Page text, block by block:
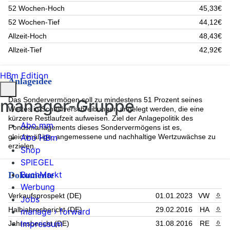
FRANCE O.A.T. 2.75% 23-25/02/2029 (3.31%)
ITALGAS SPA EMTN (3.31%)
KUNTARAHOITUS OYJ MTN RegS 2.625 12/14/2029 (3.3%)
OEKB OEST. KONTROLLBANK EMTN (3.27%)
KINGDOM OF SP 1.4% 30Apr28 (3.24%)
REPUBLIC OF I BTPS 0.25% 15Mar28 (3.18%)
CAISSE AMORTISSEMENT DE LA DETTE S MTN RegS 0
Rest (12.74%)
52 Wochen-Hoch
45,33€
52 Wochen-Tief
44,12€
Allzeit-Hoch
48,43€
Allzeit-Tief
42,92€
Anlageidee
Das Sondervermögen soll zu mindestens 51 Prozent seines
Wertes in Schuldverschreibungen angelegt werden, die eine
kürzere Restlaufzeit aufweisen. Ziel der Anlagepolitik des
Fondsmanagements dieses Sondervermögens ist es,
gleichmäßige, angemessene und nachhaltige Wertzuwächse zu
erzielen.
Dokumente
Verkaufsprospekt (DE) 01.01.2023 VW
Halbjahresbericht (DE)
29.02.2016 HA
Jahresbericht (DE)
31.08.2016 RE
HBm Edition
manager-Gruppe
Abo mm
Abo HBm
Shop
SPIEGEL
BuchMarkt
Werbung
Jobs
manage › forward
Impressum